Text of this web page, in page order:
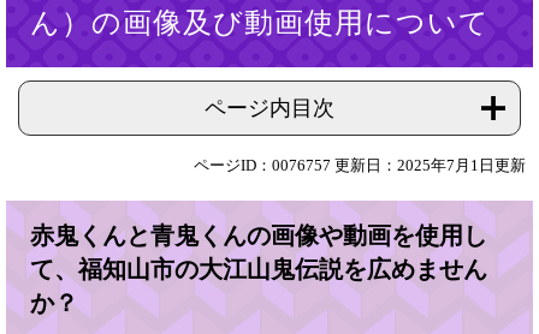
ん）の画像及び動画使用について
ページ内目次
ページID：0076757 更新日：2025年7月1日更新
赤鬼くんと青鬼くんの画像や動画を使用し
て、福知山市の大江山鬼伝説を広めません
か？